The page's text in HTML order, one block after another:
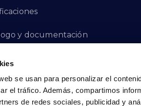
se usan para personalizar el
el tráfico. Además, compartimos
de redes sociales, publicidad y
y documentación
de Denuncias